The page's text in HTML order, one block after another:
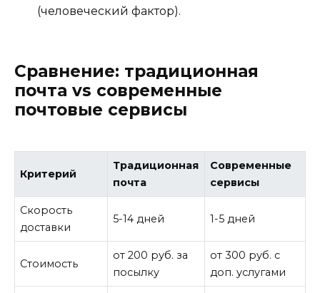
(человеческий фактор).
Сравнение: традиционная
почта vs современные
почтовые сервисы
Критерий
Традиционная
почта
Современные
сервисы
Скорость
доставки
5-14 дней 1-5 дней
Стоимость
от 200 руб. за
посылку
от 300 руб. с
доп. услугами